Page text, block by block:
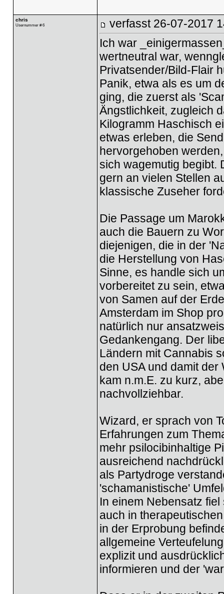
chris
Usernummer # 6 verfasst 26-07-2017
Ich war
wertneutral war,
Privatsender/Bild-Flair
Panik, etwa als es um
ging, die zuerst als
Ängstlichkeit, zugleich
Kilogramm Haschisch
etwas erleben, die
hervorgehoben
sich wagemutig begibt.
gern an vielen Stellen
klassische Zuseher
Die Passage um
auch die Bauern zu
diejenigen, die in der
die Herstellung von
Sinne, es handle sich
vorbereitet zu sein,
von Samen auf der
Amsterdam im Shop
natürlich nur
Gedankengang. Der
Ländern mit Cannabis
den USA und damit
kam n.m.E. zu kurz,
nachvollziehbar.
Wizard, er sprach von
Erfahrungen zum
mehr psilocibinhaltige
ausreichend
als Partydroge
'schamanistische'
In einem Nebensatz
auch in
in der Erprobung
allgemeine
explizit und
informieren und der